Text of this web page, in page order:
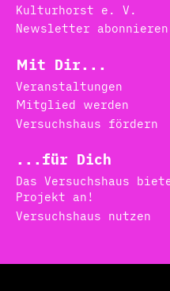
Kulturhorst e. V.
Newsletter abonnieren
Mit Dir...
Veranstaltungen
Mitglied werden
Versuchshaus fördern
...für Dich
Das Versuchshaus
Projekt an!
Versuchshaus nutzen